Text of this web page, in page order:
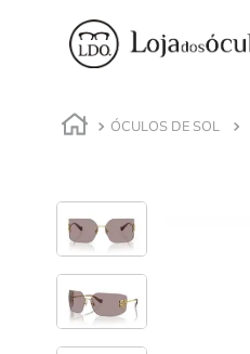
ÓCULOS DE SOL